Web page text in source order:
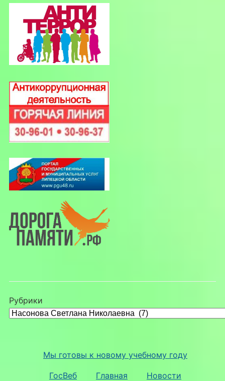
Рубрики
Мы готовы к новому учебному году
ГосВеб Главная Новости